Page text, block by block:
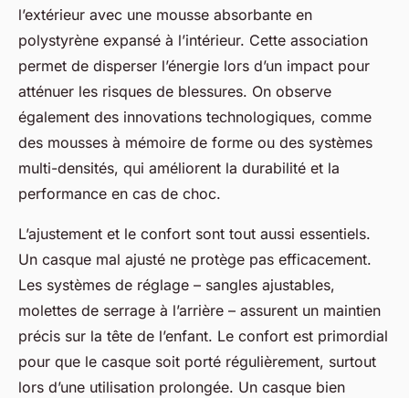
l’extérieur avec une mousse absorbante en
polystyrène expansé à l’intérieur. Cette association
permet de disperser l’énergie lors d’un impact pour
atténuer les risques de blessures. On observe
également des innovations technologiques, comme
des mousses à mémoire de forme ou des systèmes
multi-densités, qui améliorent la durabilité et la
performance en cas de choc.
L’ajustement et le confort sont tout aussi essentiels.
Un casque mal ajusté ne protège pas efficacement.
Les systèmes de réglage – sangles ajustables,
molettes de serrage à l’arrière – assurent un maintien
précis sur la tête de l’enfant. Le confort est primordial
pour que le casque soit porté régulièrement, surtout
lors d’une utilisation prolongée. Un casque bien